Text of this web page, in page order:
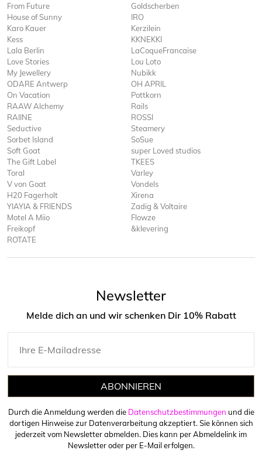
From Future
Goldscherben
House of Sunny
IRO
Karo Kauer
Kerzilein
Kess
KKNEKKI
Lala Berlin
LaCoqueFrancaise
Love Stories
Lou Loto
My Jewellery
Nubikk
ODARE Antwerp
OH APRIL
On Vacation
Pottkorn
RAAW Alchemy
Rails
RAIINE
ROSSI
Seductive
Steamery
Sorbet Island
SoSue
Soft Goat
super Loved studios
The Gift Label
TKEES
Toral
Varley
V von Goat
Vondels
H20 Fagerholt
Xirena
YIAYIA & FRIENDS
Zadig & Voltaire
Motel A Miio
Flowze
Freikopf
&klevering
ROTATE
Newsletter
Melde dich an und wir schenken Dir 10% Rabatt
ABONNIEREN
Durch die Anmeldung werden die Datenschutzbestimmungen und die
dortigen Hinweise zur Datenverarbeitung akzeptiert. Sie können sich
jederzeit vom Newsletter abmelden. Dies kann per Abmeldelink im
Newsletter oder per E-Mail erfolgen.